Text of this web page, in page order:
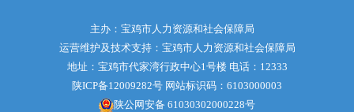
主办：宝鸡市人力资源和社会保障局
运营维护及技术支持：宝鸡市人力资源和社会保障局
地址：宝鸡市代家湾行政中心1号楼 电话：12333
陕ICP备12009282号 网站标识码：6103000003
陕公网安备 61030302000228号